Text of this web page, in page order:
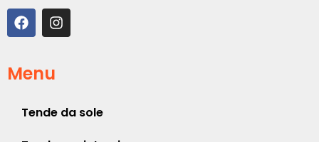
Menu
Tende da sole